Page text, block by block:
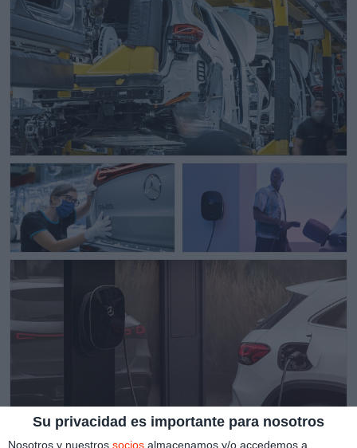
Su privacidad es importante para nosotros
Nosotros y nuestros socios almacenamos y/o accedemos a